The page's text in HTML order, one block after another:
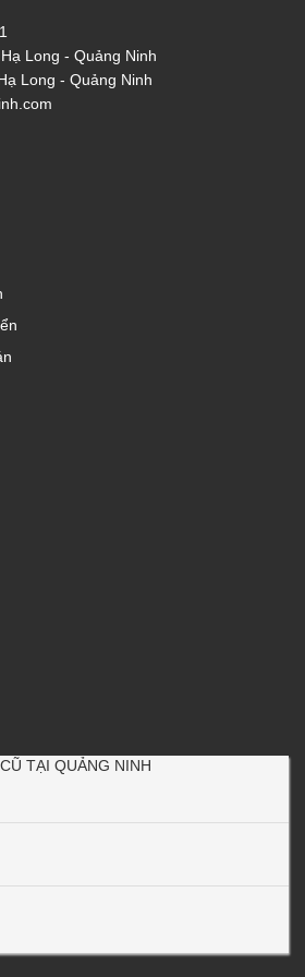
Long - Quảng Ninh
Long - Quảng Ninh
TẠI QUẢNG NINH